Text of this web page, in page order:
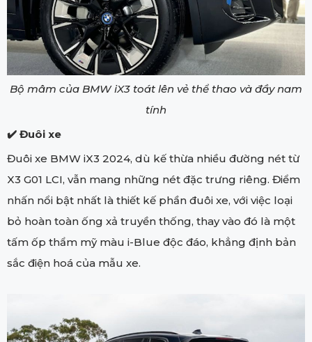
Bộ mâm của BMW iX3 toát lên vẻ thể thao và đầy nam
tính
✔️ Đuôi xe
Đuôi xe BMW iX3 2024, dù kế thừa nhiều đường nét từ
X3 G01 LCI, vẫn mang những nét đặc trưng riêng. Điểm
nhấn nổi bật nhất là thiết kế phần đuôi xe, với việc loại
bỏ hoàn toàn ống xả truyền thống, thay vào đó là một
tấm ốp thẩm mỹ màu i-Blue độc đáo, khẳng định bản
sắc điện hoá của mẫu xe.